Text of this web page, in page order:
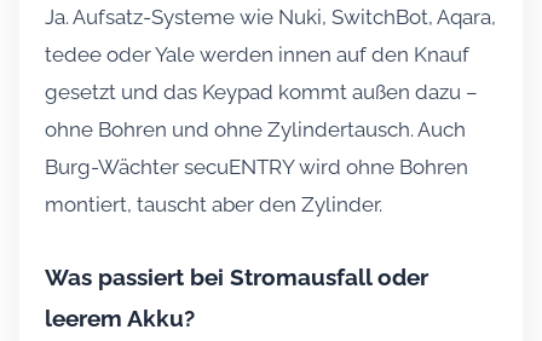
Ja. Aufsatz-Systeme wie Nuki, SwitchBot, Aqara,
tedee oder Yale werden innen auf den Knauf
gesetzt und das Keypad kommt außen dazu –
ohne Bohren und ohne Zylindertausch. Auch
Burg-Wächter secuENTRY wird ohne Bohren
montiert, tauscht aber den Zylinder.
Was passiert bei Stromausfall oder
leerem Akku?